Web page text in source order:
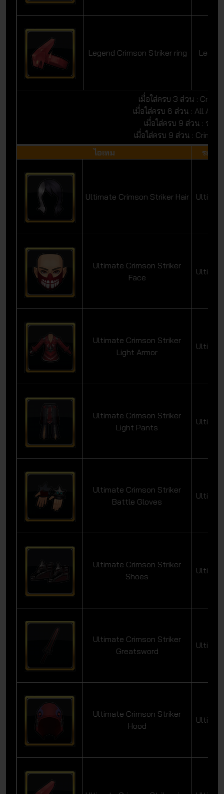
Legend Crimson Striker ring
เมื่อใส่ครบ 3 ส่วน : Cri
เมื่อใส่ครบ 6 ส่วน : All Atk
เมื่อใส่ครบ 9 ส่วน : ระดั
เมื่อใส่ครบ 9 ส่วน :
ไอเทม
ระดับ
Ultimate Crimson Striker Hair
Ultimate Crimson Striker
Face
Ultimate Crimson Striker
Light Armor
Ultimate Crimson Striker
Light Pants
Ultimate Crimson Striker
Battle Gloves
Ultimate Crimson Striker
Shoes
Ultimate Crimson Striker
Greatsword
Ultimate Crimson Striker
Hood